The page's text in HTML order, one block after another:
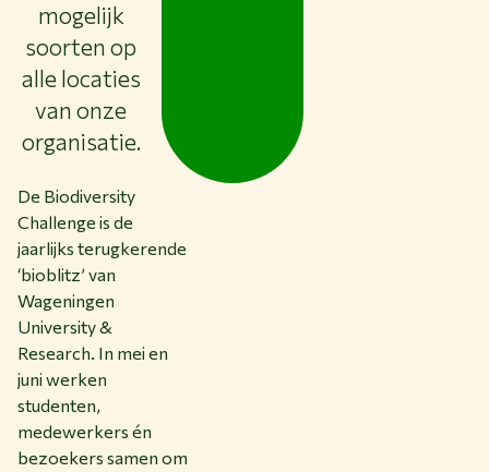
CONTACT
NL
mogelijk
soorten op
alle locaties
van onze
organisatie.
De Biodiversity
Challenge is de
jaarlijks terugkerende
‘bioblitz’ van
Wageningen
University &
Research. In mei en
juni werken
studenten,
medewerkers én
bezoekers samen om